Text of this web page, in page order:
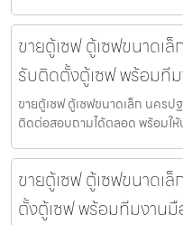
ขายตู้เซฟ ตู้เซฟขนาดเ
รับติดตั้งตู้เซฟ พร้อมที
ขายตู้เซฟ ตู้เซฟขนาดเล็ก นคร
ติดต่อสอบถามได้ตลอด พร้อมให้
ขายตู้เซฟ ตู้เซฟขนาดเ
ตั้งตู้เซฟ พร้อมทีมงาน